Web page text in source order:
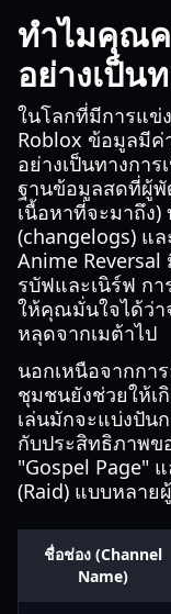
ทำไมคุณค
อย่างเป็น
ในโลกที่มีการแข่
Roblox ข้อมูลมีค่
อย่างเป็นทางกา
ฐานข้อมูลสดที่ผู้พั
เนื้อหาที่จะมาถึง
(changelogs) แ
Anime
รบัฟและเนิร์ฟ ก
ให้คุณมั่นใจได้ว่า
หลุดจากเมต้าไป
นอกเหนือจากกา
ชุมชนยังช่วยให้เ
เล่นมักจะแบ่งปัน
กับประสิทธิภาพข
"Gospel Page"
(Raid) แบบหลาย
ชื่อช่อง (Channel
Name)